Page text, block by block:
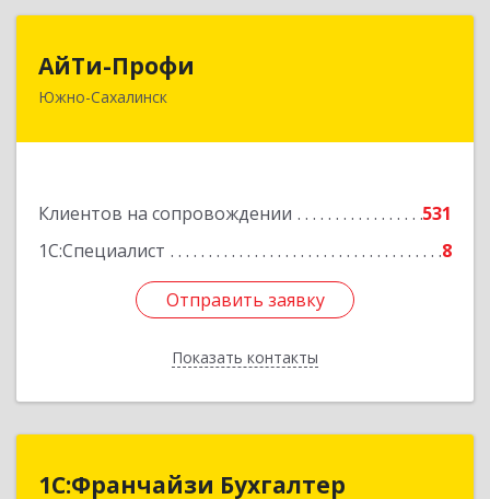
АйТи-Профи
Южно-Сахалинск
Клиентов на сопровождении
531
1С:Специалист
8
Отправить заявку
Показать контакты
693023, Сахалинская обл, город Южно-
Подробнее
Отправить заявку
Назад
1С:Франчайзи Бухгалтер
1С:Франчайзи Бухгалтер